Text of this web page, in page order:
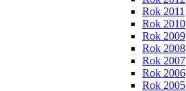
Rok 2011
Rok 2010
Rok 2009
Rok 2008
Rok 2007
Rok 2006
Rok 2005